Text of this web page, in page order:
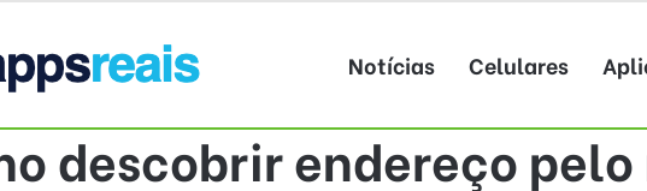
Notícias Celulares
descobrir endereço